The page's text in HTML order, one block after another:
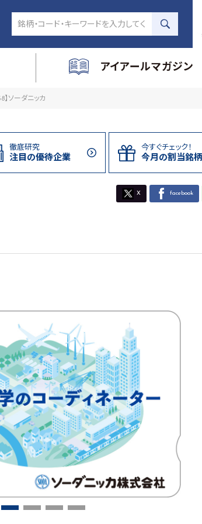
アイアールマガジン
】ソーダニッカ
徹底研究
注目の優待企業
今すぐチェック！
今月の割当銘柄
X facebook